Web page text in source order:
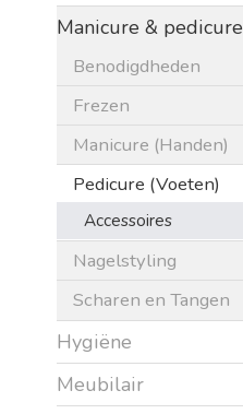
Manicure & pedicure
Benodigdheden
Frezen
Manicure (Handen)
Pedicure (Voeten)
Accessoires
Nagelstyling
Scharen en Tangen
Hygiëne
Meubilair